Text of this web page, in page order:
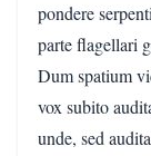
pondere
parte flagellari
Dum spatium
vox subito
unde, sed